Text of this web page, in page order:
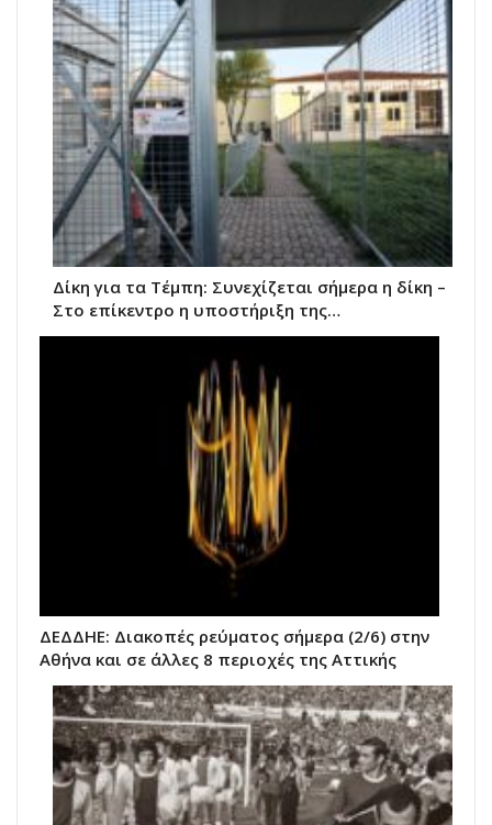
Δίκη για τα Τέμπη: Συνεχίζεται σήμερα η δίκη –
Στο επίκεντρο η υποστήριξη της…
ΔΕΔΔΗΕ: Διακοπές ρεύματος σήμερα (2/6) στην
Αθήνα και σε άλλες 8 περιοχές της Αττικής